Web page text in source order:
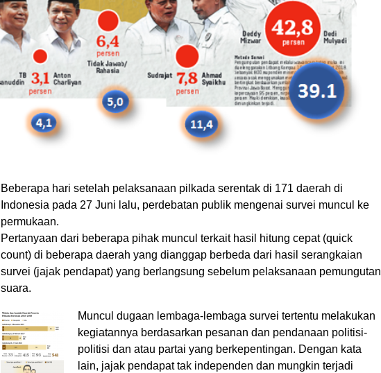
Beberapa hari setelah pelaksanaan pilkada serentak di 171 daerah di
Indonesia pada 27 Juni lalu, perdebatan publik mengenai survei muncul ke
permukaan.
Pertanyaan dari beberapa pihak muncul terkait hasil hitung cepat (quick
count) di beberapa daerah yang dianggap berbeda dari hasil serangkaian
survei (jajak pendapat) yang berlangsung sebelum pelaksanaan pemungutan
suara.
Muncul dugaan lembaga-lembaga survei tertentu melakukan
kegiatannya berdasarkan pesanan dan pendanaan politisi-
politisi dan atau partai yang berkepentingan. Dengan kata
lain, jajak pendapat tak independen dan mungkin terjadi